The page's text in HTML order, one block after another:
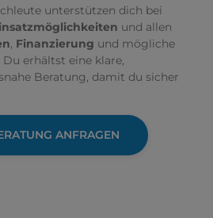
jeden Fall weiterempfehlen
Kunden berichten bereits nach
Behandlung Erfolge zusehen!
unterstützen dich bei
und allen
, Finanzierung und mögliche
Du erhältst eine klare,
Beratung, damit du sicher
ANFRAGEN